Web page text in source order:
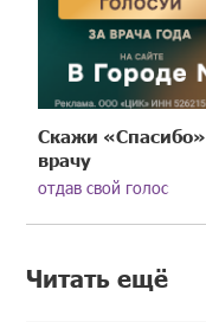
Скажи «Спасибо»
врачу
отдав свой голос
Читать ещё